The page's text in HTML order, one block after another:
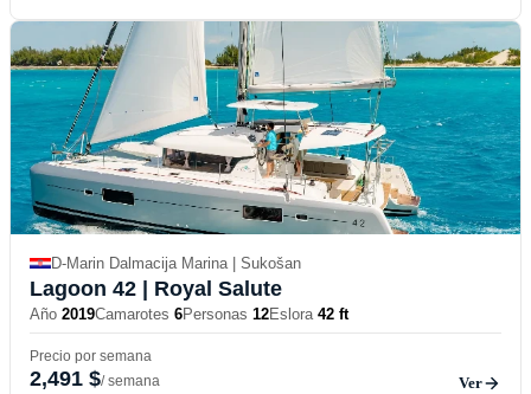
D-Marin Dalmacija Marina | Sukošan
Lagoon 42 | Royal Salute
Año 2019Camarotes 6Personas 12Eslora 42 ft
Precio por semana
2,491 $/ semana Ver